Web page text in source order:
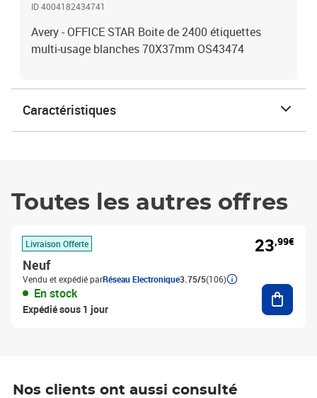
ID 4004182434741
Avery - OFFICE STAR Boite de 2400 étiquettes
multi-usage blanches 70X37mm OS43474
Caractéristiques
Toutes les autres offres
Livraison Offerte
Neuf
Vendu et expédié parRéseau Electronique3.75/5(106)
En stock
Expédié sous 1 jour
23,99€
Nos clients ont aussi consulté